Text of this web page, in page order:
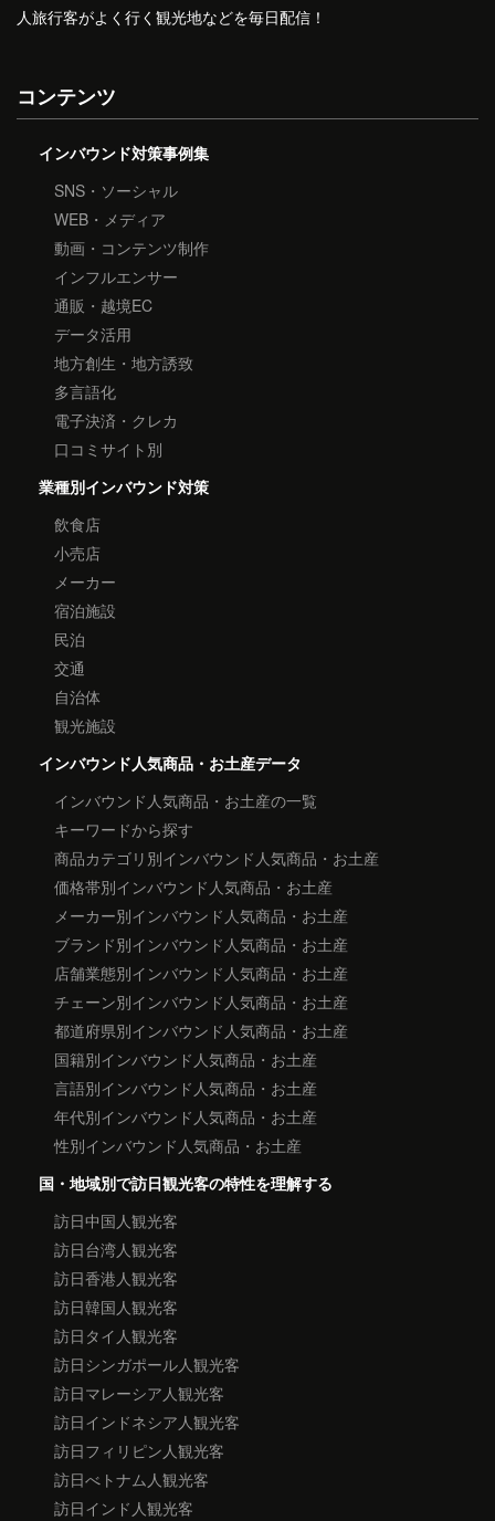
人旅行客がよく行く観光地などを毎日配信！
コンテンツ
インバウンド対策事例集
SNS・ソーシャル
WEB・メディア
動画・コンテンツ制作
インフルエンサー
通販・越境EC
データ活用
地方創生・地方誘致
多言語化
電子決済・クレカ
口コミサイト別
業種別インバウンド対策
飲食店
小売店
メーカー
宿泊施設
民泊
交通
自治体
観光施設
インバウンド人気商品・お土産データ
インバウンド人気商品・お土産の一覧
キーワードから探す
商品カテゴリ別インバウンド人気商品・お土産
価格帯別インバウンド人気商品・お土産
メーカー別インバウンド人気商品・お土産
ブランド別インバウンド人気商品・お土産
店舗業態別インバウンド人気商品・お土産
チェーン別インバウンド人気商品・お土産
都道府県別インバウンド人気商品・お土産
国籍別インバウンド人気商品・お土産
言語別インバウンド人気商品・お土産
年代別インバウンド人気商品・お土産
性別インバウンド人気商品・お土産
国・地域別で訪日観光客の特性を理解する
訪日中国人観光客
訪日台湾人観光客
訪日香港人観光客
訪日韓国人観光客
訪日タイ人観光客
訪日シンガポール人観光客
訪日マレーシア人観光客
訪日インドネシア人観光客
訪日フィリピン人観光客
訪日べトナム人観光客
訪日インド人観光客